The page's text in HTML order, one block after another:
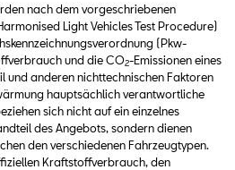
nach dem vorgeschriebenen
Light Vehicles Test Procedure)
(Pkw-
und die CO2-Emissionen eines
und anderen nichttechnischen Faktoren
hauptsächlich verantwortliche
sich nicht auf ein einzelnes
des Angebots, sondern dienen
den verschiedenen Fahrzeugtypen.
Kraftstoffverbrauch, den